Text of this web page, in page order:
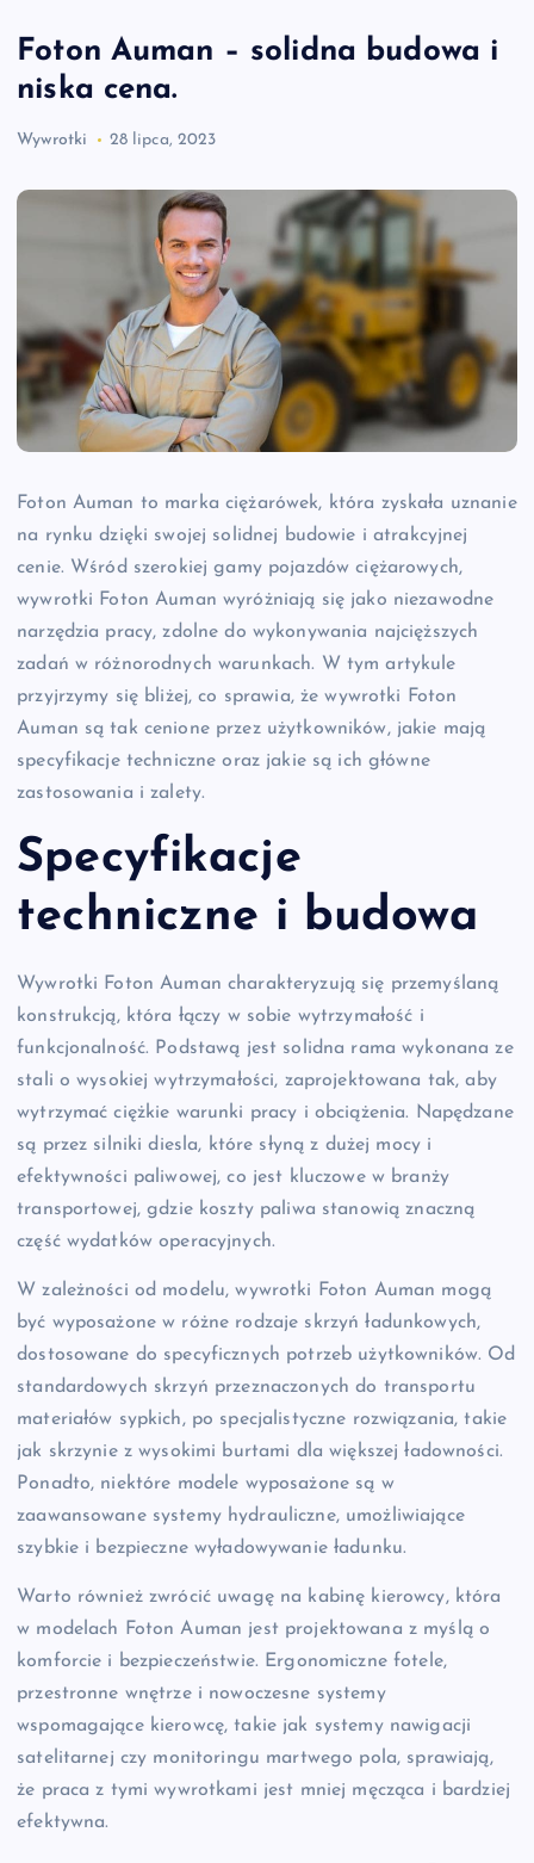
Foton Auman – solidna budowa i
niska cena.
Wywrotki 28 lipca, 2023
Foton Auman to marka ciężarówek, która zyskała uznanie
na rynku dzięki swojej solidnej budowie i atrakcyjnej
cenie. Wśród szerokiej gamy pojazdów ciężarowych,
wywrotki Foton Auman wyróżniają się jako niezawodne
narzędzia pracy, zdolne do wykonywania najcięższych
zadań w różnorodnych warunkach. W tym artykule
przyjrzymy się bliżej, co sprawia, że wywrotki Foton
Auman są tak cenione przez użytkowników, jakie mają
specyfikacje techniczne oraz jakie są ich główne
zastosowania i zalety.
Specyfikacje
techniczne i budowa
Wywrotki Foton Auman charakteryzują się przemyślaną
konstrukcją, która łączy w sobie wytrzymałość i
funkcjonalność. Podstawą jest solidna rama wykonana ze
stali o wysokiej wytrzymałości, zaprojektowana tak, aby
wytrzymać ciężkie warunki pracy i obciążenia. Napędzane
są przez silniki diesla, które słyną z dużej mocy i
efektywności paliwowej, co jest kluczowe w branży
transportowej, gdzie koszty paliwa stanowią znaczną
część wydatków operacyjnych.
W zależności od modelu, wywrotki Foton Auman mogą
być wyposażone w różne rodzaje skrzyń ładunkowych,
dostosowane do specyficznych potrzeb użytkowników. Od
standardowych skrzyń przeznaczonych do transportu
materiałów sypkich, po specjalistyczne rozwiązania, takie
jak skrzynie z wysokimi burtami dla większej ładowności.
Ponadto, niektóre modele wyposażone są w
zaawansowane systemy hydrauliczne, umożliwiające
szybkie i bezpieczne wyładowywanie ładunku.
Warto również zwrócić uwagę na kabinę kierowcy, która
w modelach Foton Auman jest projektowana z myślą o
komforcie i bezpieczeństwie. Ergonomiczne fotele,
przestronne wnętrze i nowoczesne systemy
wspomagające kierowcę, takie jak systemy nawigacji
satelitarnej czy monitoringu martwego pola, sprawiają,
że praca z tymi wywrotkami jest mniej męcząca i bardziej
efektywna.